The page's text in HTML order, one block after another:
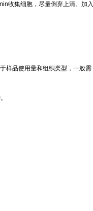
收集细胞，尽量倒弃上清。加入
样品使用量和组织类型，一般需